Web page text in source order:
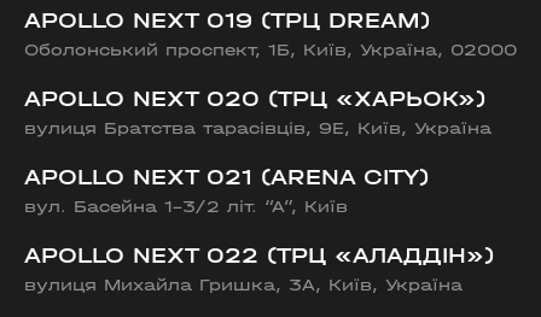
APOLLO NEXT 019 (ТРЦ DREAM)
Оболонський проспект, 1Б, Київ, Україна, 02000
APOLLO NEXT 020 (ТРЦ «ХАРЬОК»)
вулиця Братства тарасівців, 9Е, Київ, Україна
APOLLO NEXT 021 (ARENA CITY)
вул. Басейна 1-3/2 літ. “А”, Київ
APOLLO NEXT 022 (ТРЦ «АЛАДДІН»)
вулиця Михайла Гришка, 3А, Київ, Україна